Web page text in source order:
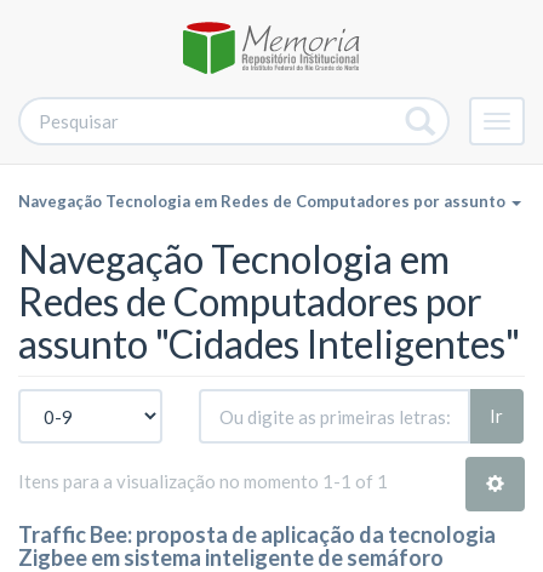
Navegação Tecnologia em Redes de Computadores por assunto
Navegação Tecnologia em
Redes de Computadores por
assunto "Cidades Inteligentes"
Ir
Itens para a visualização no momento 1-1 of 1
Traffic Bee: proposta de aplicação da tecnologia
Zigbee em sistema inteligente de semáforo